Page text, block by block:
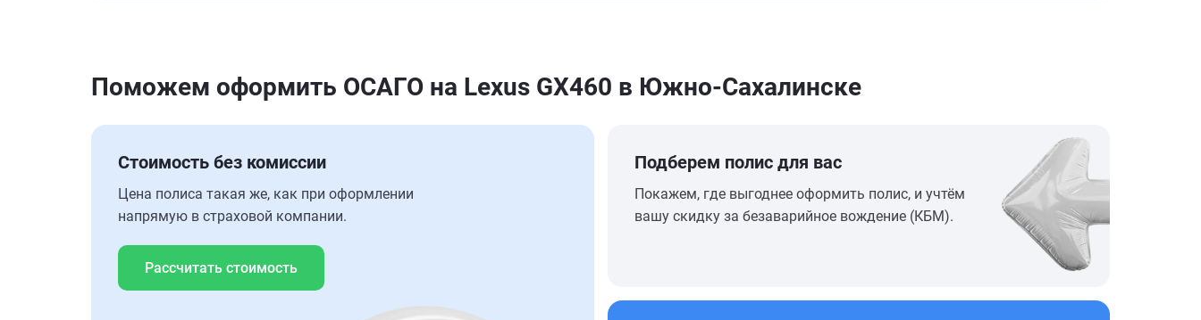
Поможем оформить ОСАГО на Lexus GX460 в Южно-Сахалинске
Стоимость без комиссии
Цена полиса такая же, как при оформлении
напрямую в страховой компании.
Рассчитать стоимость
Подберем полис для вас
Покажем, где выгоднее оформить полис, и учтём
вашу скидку за безаварийное вождение (КБМ).